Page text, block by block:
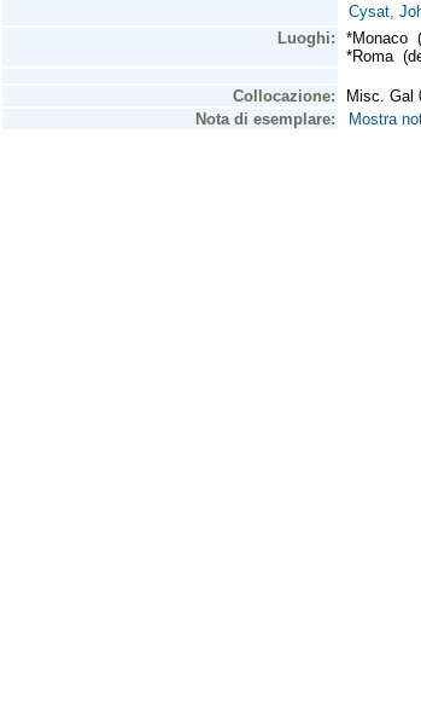
Cysat,
Luoghi:
*Monaco
*Roma
Collocazione:
Misc. Gal
Nota di esemplare:
Mostra